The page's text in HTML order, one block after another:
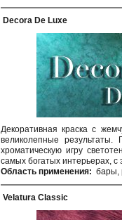
Decora De Luxe
Декоративная краска с
великолепные
хроматическую игру
самых богатых интерьерах,
Область применения: бары,
Velatura Classic